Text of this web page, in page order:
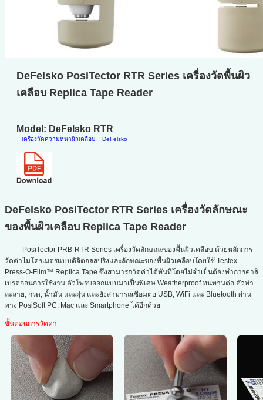
DeFelsko PosiTector RTR Series เครื่องวัดพื้นผิว
เคลือบ Replica Tape Reader
Model: DeFelsko RTR
เครื่องวัดความหนาผิวเคลือบ DeFelsko
DeFelsko PosiTector RTR Series เครื่องวัดลักษณะ
ของพื้นผิวเคลือบ Replica Tape Reader
PosiTector PRB-RTR Series เครื่องวัดลักษณะของพื้นผิวเคลือบ ด้วยหลักการ
วัดค่าไมโครเมตรแบบดิจิตอลสปริงและลักษณะของพื้นผิวเคลือบโดยใช้ Testex
Press-O-Film™ Replica Tape ซึ่งสามารถวัดค่าได้ทันทีโดยไม่จำเป็นต้องทำการคาลิ
เบรตก่อนการใช้งาน ตัวโพรบออกแบบมาเป็นพิเศษ Weatherproof ทนทานต่อ ตัวทำ
ละลาย, กรด, น้ำมัน และฝุ่น และยังสามารถเชื่อมต่อ USB, WiFi และ Bluetooth ผ่าน
ทาง PosiSoft PC, Mac และ Smartphone ได้อีกด้วย
ขั้นตอนการวัดค่า